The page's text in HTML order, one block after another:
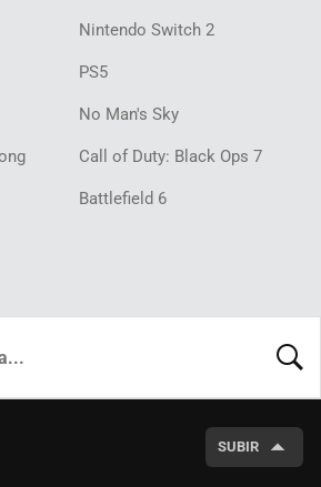
Nintendo Switch 2
PS5
No Man's Sky
Call of Duty: Black Ops 7
Battlefield 6
SUBIR